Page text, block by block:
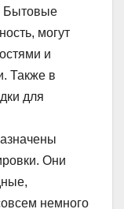
Бытовые
могут
и
Также в
для
Они
немного